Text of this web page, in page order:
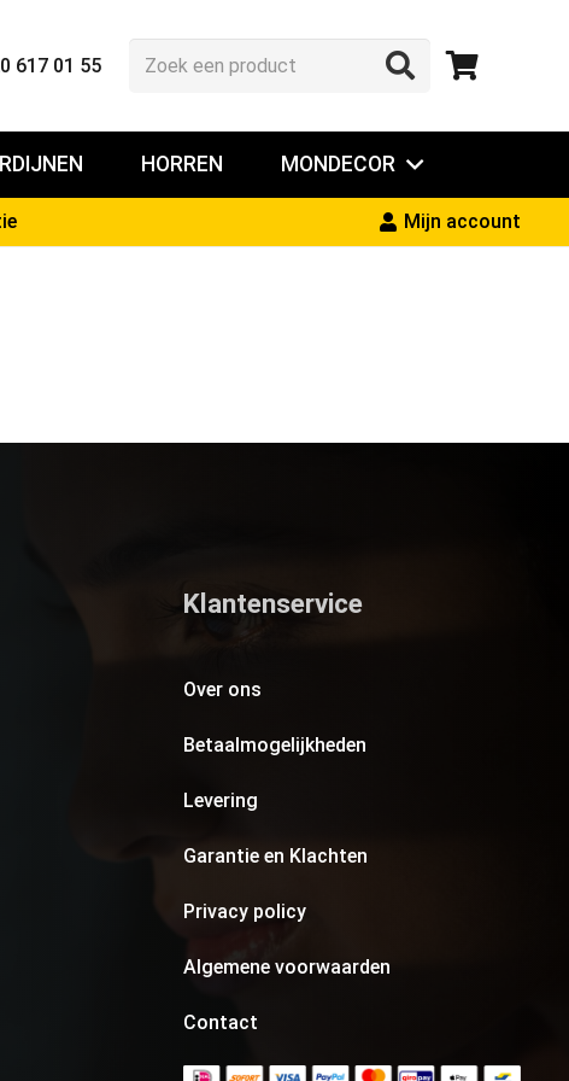
617 01 55
HORREN MONDECOR
Mijn account
Klantenservice
Over ons
Betaalmogelijkheden
Levering
Garantie en Klachten
Privacy policy
Algemene voorwaarden
Contact